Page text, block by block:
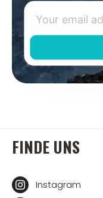
FINDE UNS
Instagram